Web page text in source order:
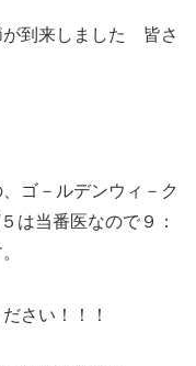
到来しました 皆さ
ゴ－ルデンウィ－ク
は当番医なので９：
さい！！！